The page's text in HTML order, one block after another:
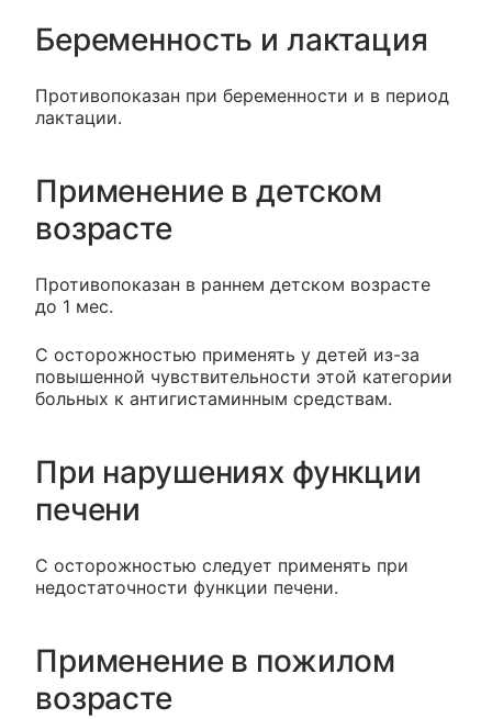
Беременность и лактация
Противопоказан при беременности и в период
лактации.
Применение в детском
возрасте
Противопоказан в раннем детском возрасте
до 1 мес.
С осторожностью применять у детей из-за
повышенной чувствительности этой категории
больных к антигистаминным средствам.
При нарушениях функции
печени
С осторожностью следует применять при
недостаточности функции печени.
Применение в пожилом
возрасте